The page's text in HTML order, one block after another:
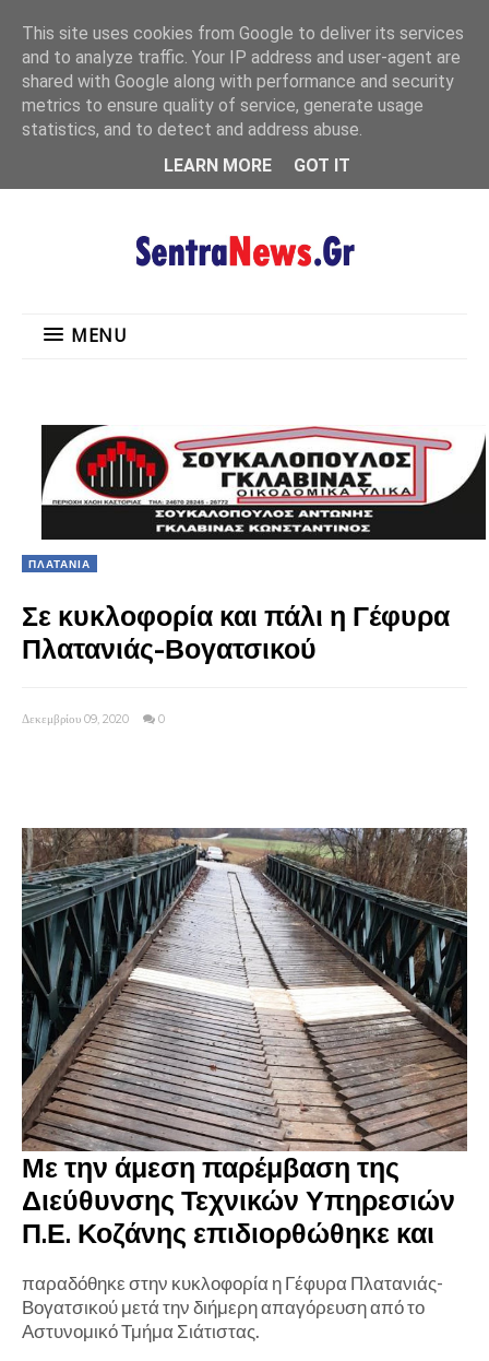
MENU
MENU
ΠΛΑΤΑΝΙΑ
Σε κυκλοφορία και πάλι η Γέφυρα
Πλατανιάς-Βογατσικού
Δεκεμβρίου 09, 2020 0
Με την άμεση παρέμβαση της
Διεύθυνσης Τεχνικών Υπηρεσιών
Π.Ε. Κοζάνης επιδιορθώθηκε και
παραδόθηκε στην κυκλοφορία η Γέφυρα Πλατανιάς-
Βογατσικού μετά την διήμερη απαγόρευση από το
Αστυνομικό Τμήμα Σιάτιστας.
This site uses cookies from Google to deliver its services
and to analyze traffic. Your IP address and user-agent are
shared with Google along with performance and security
metrics to ensure quality of service, generate usage
statistics, and to detect and address abuse.
LEARN MORE
GOT IT